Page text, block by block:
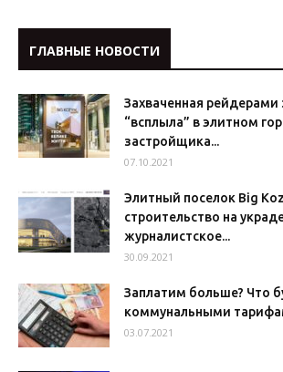
ГЛАВНЫЕ НОВОСТИ
Захваченная рейдерами
“всплыла” в элитном
застройщика...
07.10.2021
Элитный поселок Big
строительство на
журналистское...
30.09.2021
Заплатим больше? Что
коммунальными
03.07.2021